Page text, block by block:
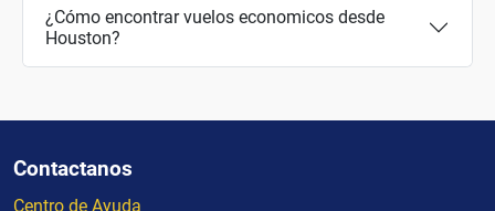
¿Cómo encontrar vuelos economicos desde
Houston?
Contactanos
Centro de Ayuda